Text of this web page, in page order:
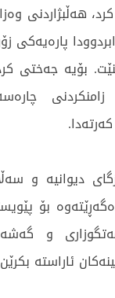
هەڵبژاردنی
پارەیەکی
بۆیە جەختی
دیوانیە و
بۆ
و
ئاراستە